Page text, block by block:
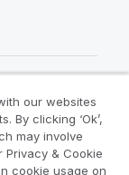
our websites
By clicking ‘Ok’,
may involve
Privacy & Cookie
cookie usage on